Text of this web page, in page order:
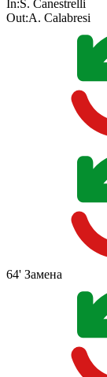
In:S. Canestrelli
Out:A. Calabresi
64' Замена